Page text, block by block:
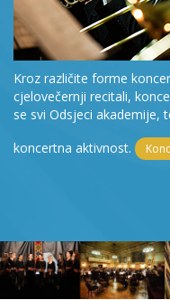
Kroz različite forme
cjelovečernji recitali,
se svi Odsjeci akademije,
koncertna aktivnost.